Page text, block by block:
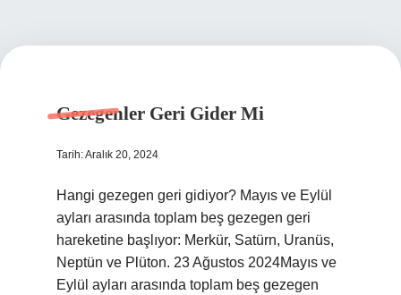
Gezegenler Geri Gider Mi
Tarih: Aralık 20, 2024
Hangi gezegen geri gidiyor? Mayıs ve Eylül
ayları arasında toplam beş gezegen geri
hareketine başlıyor: Merkür, Satürn, Uranüs,
Neptün ve Plüton. 23 Ağustos 2024Mayıs ve
Eylül ayları arasında toplam beş gezegen